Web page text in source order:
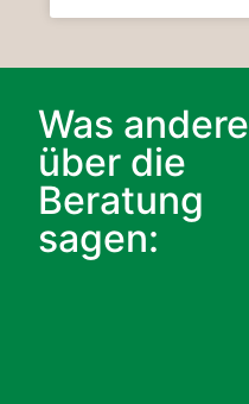
Was andere
über die
Beratung
sagen: